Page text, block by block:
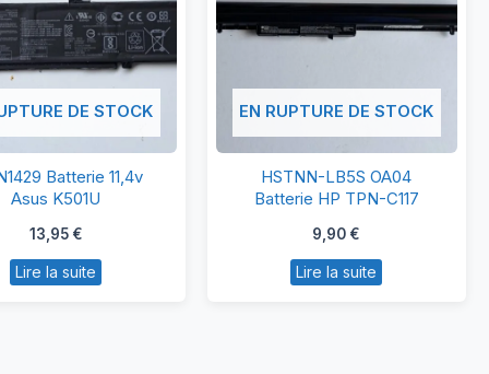
B31N1429
Batterie
11,4v
K501U
DE STOCK
Batterie 11,4v
Asus K501U
13,95 €
Lire la suite
HSTNN-
LB5S
OA04
HP
EN RUPTURE DE STOCK
HSTNN-LB5S OA04
Batterie HP TPN-C117
9,90 €
Lire la suite